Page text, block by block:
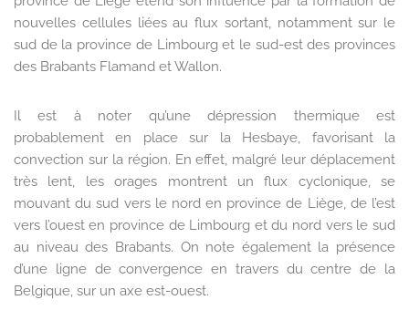
nouvelles cellules liées au flux sortant, notamment sur le
sud de la province de Limbourg et le sud-est des provinces
des Brabants Flamand et Wallon.
Il est à noter qu’une dépression thermique est
probablement en place sur la Hesbaye, favorisant la
convection sur la région. En effet, malgré leur déplacement
très lent, les orages montrent un flux cyclonique, se
mouvant du sud vers le nord en province de Liège, de l’est
vers l’ouest en province de Limbourg et du nord vers le sud
au niveau des Brabants. On note également la présence
d’une ligne de convergence en travers du centre de la
Belgique, sur un axe est-ouest.